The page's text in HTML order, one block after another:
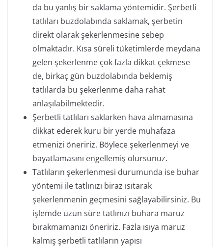
da bu yanlış bir saklama yöntemidir. Şerbetli
tatlıları buzdolabında saklamak, şerbetin
direkt olarak şekerlenmesine sebep
olmaktadır. Kısa süreli tüketimlerde meydana
gelen şekerlenme çok fazla dikkat çekmese
de, birkaç gün buzdolabında beklemiş
tatlılarda bu şekerlenme daha rahat
anlaşılabilmektedir.
Şerbetli tatlıları saklarken hava almamasına
dikkat ederek kuru bir yerde muhafaza
etmenizi öneririz. Böylece şekerlenmeyi ve
bayatlamasını engellemiş olursunuz.
Tatlıların şekerlenmesi durumunda ise buhar
yöntemi ile tatlınızı biraz ısıtarak
şekerlenmenin geçmesini sağlayabilirsiniz. Bu
işlemde uzun süre tatlınızı buhara maruz
bırakmamanızı öneririz. Fazla ısıya maruz
kalmış şerbetli tatlıların yapısı